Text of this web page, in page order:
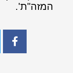
המזה"ת'.